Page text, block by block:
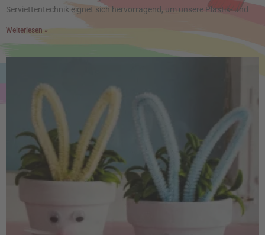
Serviettentechnik eignet sich hervorragend, um unsere Plastik- und
Weiterlesen »